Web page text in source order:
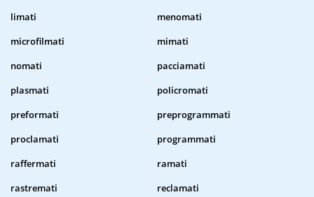
limati
menomati
microfilmati
mimati
nomati
pacciamati
plasmati
policromati
preformati
preprogrammati
proclamati
programmati
raffermati
ramati
rastremati
reclamati